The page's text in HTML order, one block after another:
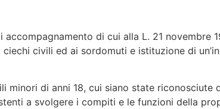
di cui alla L. 21 novembre
civili ed ai sordomuti e istituzione di
minori di anni 18, cui siano state
a svolgere i compiti e le funzioni della